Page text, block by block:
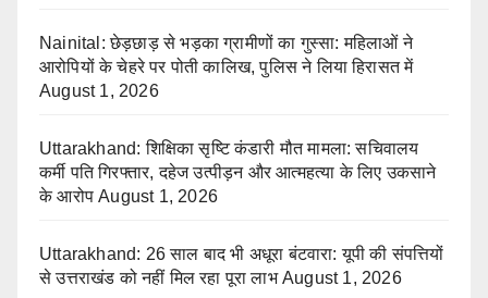
Nainital: छेड़छाड़ से भड़का ग्रामीणों का गुस्सा: महिलाओं ने
आरोपियों के चेहरे पर पोती कालिख, पुलिस ने लिया हिरासत में
August 1, 2026
Uttarakhand: शिक्षिका सृष्टि कंडारी मौत मामला: सचिवालय
कर्मी पति गिरफ्तार, दहेज उत्पीड़न और आत्महत्या के लिए उकसाने
के आरोप August 1, 2026
Uttarakhand: 26 साल बाद भी अधूरा बंटवारा: यूपी की संपत्तियों
से उत्तराखंड को नहीं मिल रहा पूरा लाभ August 1, 2026